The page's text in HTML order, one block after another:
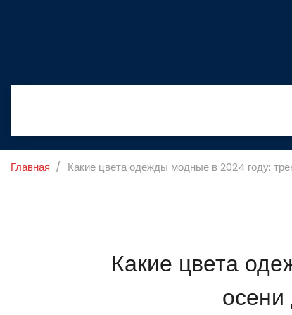
Главная Какие цвета одежды модные в 2024 году:
Какие цвета